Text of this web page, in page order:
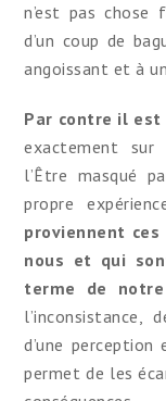
n’est pas
d’un coup de
angoissant et à
Par contre il est
exactement
l’Être masqué
propre
proviennent
nous et qui
terme de
d’une
permet de les